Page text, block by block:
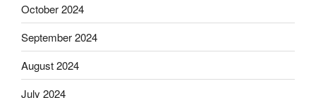
October 2024
September 2024
August 2024
July 2024